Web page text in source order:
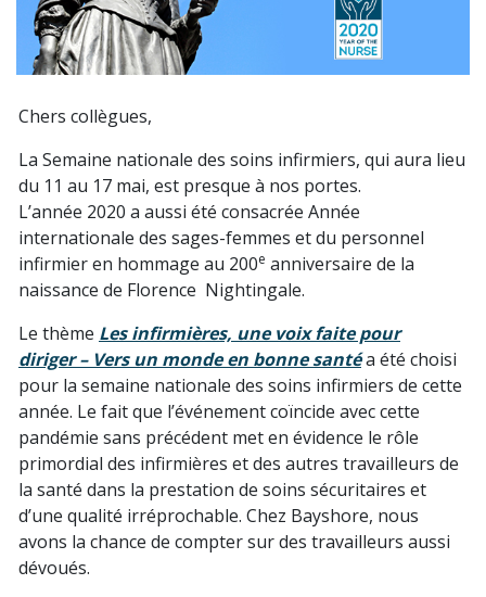
Chers collègues,
La Semaine nationale des soins infirmiers, qui aura lieu
du 11 au 17 mai, est presque à nos portes.
L’année 2020 a aussi été consacrée Année
internationale des sages-femmes et du personnel
infirmier en hommage au 200e anniversaire de la
naissance de Florence Nightingale.
Le thème Les infirmières, une voix faite pour
diriger – Vers un monde en bonne santéa été choisi
pour la semaine nationale des soins infirmiers de cette
année. Le fait que l’événement coïncide avec cette
pandémie sans précédent met en évidence le rôle
primordial des infirmières et des autres travailleurs de
la santé dans la prestation de soins sécuritaires et
d’une qualité irréprochable. Chez Bayshore, nous
avons la chance de compter sur des travailleurs aussi
dévoués.